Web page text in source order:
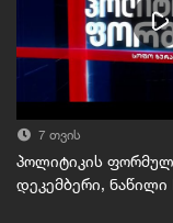
7 თვის
პოლიტიკის
დეკემბერი, ნაწილი